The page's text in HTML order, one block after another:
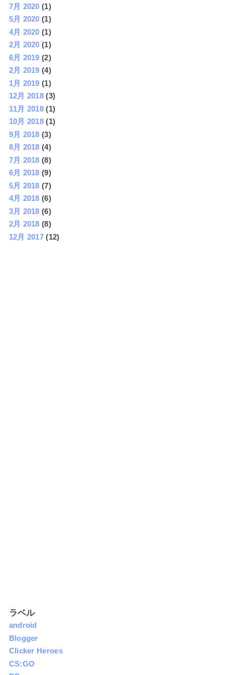
7月 2020 (1)
5月 2020 (1)
4月 2020 (1)
2月 2020 (1)
6月 2019 (2)
2月 2019 (4)
1月 2019 (1)
12月 2018 (3)
11月 2018 (1)
10月 2018 (1)
9月 2018 (3)
8月 2018 (4)
7月 2018 (8)
6月 2018 (9)
5月 2018 (7)
4月 2018 (6)
3月 2018 (6)
2月 2018 (8)
12月 2017 (12)
ラベル
android
Blogger
Clicker Heroes
CS:GO